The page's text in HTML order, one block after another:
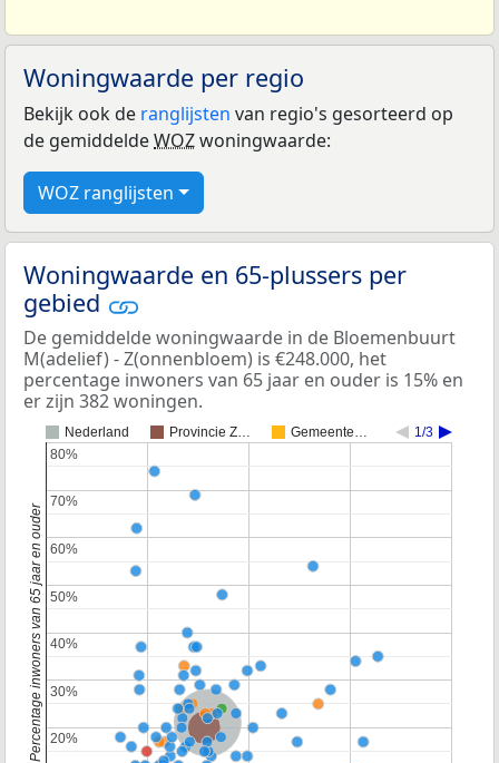
Woningwaarde per regio
Bekijk ook de ranglijsten van regio's gesorteerd op
de gemiddeldeWOZwoningwaarde:
WOZ ranglijsten
Woningwaarde en 65-plussers per
gebied
De gemiddelde woningwaarde in de Bloemenbuurt
M(adelief) - Z(onnenbloem) is €248.000, het
percentage inwoners van 65 jaar en ouder is 15% en
er zijn 382 woningen.
Nederland Provincie Z… Gemeente… 1/3
Nederland
Provincie Zuid-Holland
20%
20%
30%
30%
40%
40%
50%
50%
60%
60%
70%
70%
80%
80%
Percentage inwoners van 65 jaar en ouder